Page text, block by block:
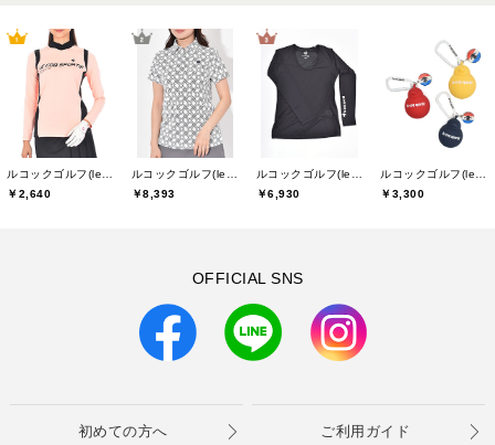
￥2,640
￥8,393
￥6,930
￥3,300
OFFICIAL SNS
初めての方へ ご利用ガイド